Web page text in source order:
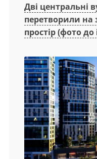
Дві центральні
перетворили на
простір (фото до